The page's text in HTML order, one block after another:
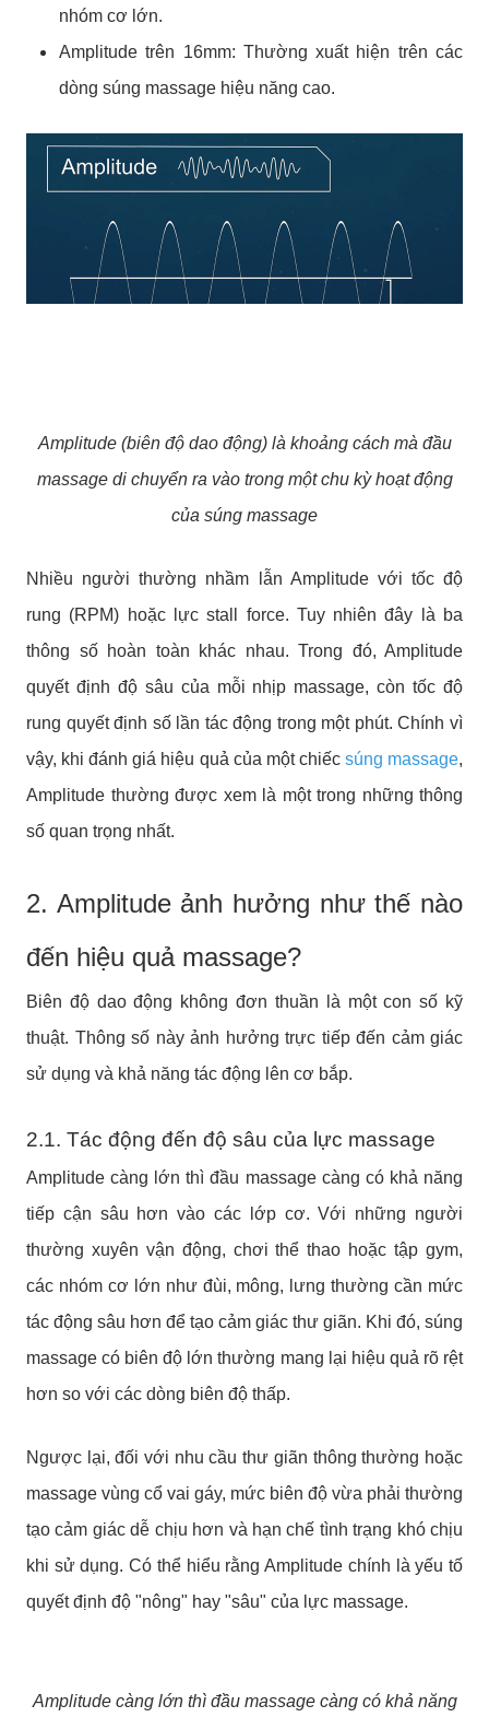
nhóm cơ lớn.
Amplitude trên 16mm: Thường xuất hiện trên các
dòng súng massage hiệu năng cao.
Amplitude (biên độ dao động) là khoảng cách mà đầu
massage di chuyển ra vào trong một chu kỳ hoạt động
của súng massage
Nhiều người thường nhầm lẫn Amplitude với tốc độ
rung (RPM) hoặc lực stall force. Tuy nhiên đây là ba
thông số hoàn toàn khác nhau. Trong đó, Amplitude
quyết định độ sâu của mỗi nhịp massage, còn tốc độ
rung quyết định số lần tác động trong một phút. Chính vì
vậy, khi đánh giá hiệu quả của một chiếc súng massage,
Amplitude thường được xem là một trong những thông
số quan trọng nhất.
2. Amplitude ảnh hưởng như thế nào
đến hiệu quả massage?
Biên độ dao động không đơn thuần là một con số kỹ
thuật. Thông số này ảnh hưởng trực tiếp đến cảm giác
sử dụng và khả năng tác động lên cơ bắp.
2.1. Tác động đến độ sâu của lực massage
Amplitude càng lớn thì đầu massage càng có khả năng
tiếp cận sâu hơn vào các lớp cơ.Với những người
thường xuyên vận động, chơi thể thao hoặc tập gym,
các nhóm cơ lớn như đùi, mông, lưng thường cần mức
tác động sâu hơn để tạo cảm giác thư giãn. Khi đó, súng
massage có biên độ lớn thường mang lại hiệu quả rõ rệt
hơn so với các dòng biên độ thấp.
Ngược lại, đối với nhu cầu thư giãn thông thường hoặc
massage vùng cổ vai gáy, mức biên độ vừa phải thường
tạo cảm giác dễ chịu hơn và hạn chế tình trạng khó chịu
khi sử dụng.Có thể hiểu rằng Amplitude chính là yếu tố
quyết định độ "nông" hay "sâu" của lực massage.
Amplitude càng lớn thì đầu massage càng có khả năng